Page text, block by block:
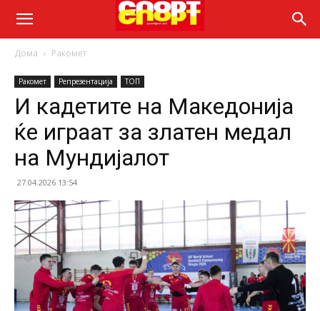
Дома Ракомет
Ракомет Репрезентација ТОП
И кадетите на Македонија
ќе играат за златен медал
на Мундијалот
27.04.2026 13:54